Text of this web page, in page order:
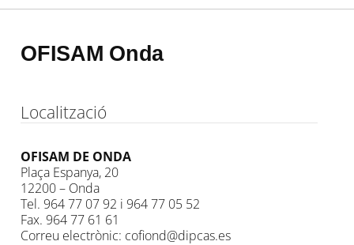
OFISAM Onda
Localització
OFISAM DE ONDA
Plaça Espanya, 20
12200 – Onda
Tel. 964 77 07 92 i 964 77 05 52
Fax. 964 77 61 61
Correu electrònic: cofiond@dipcas.es